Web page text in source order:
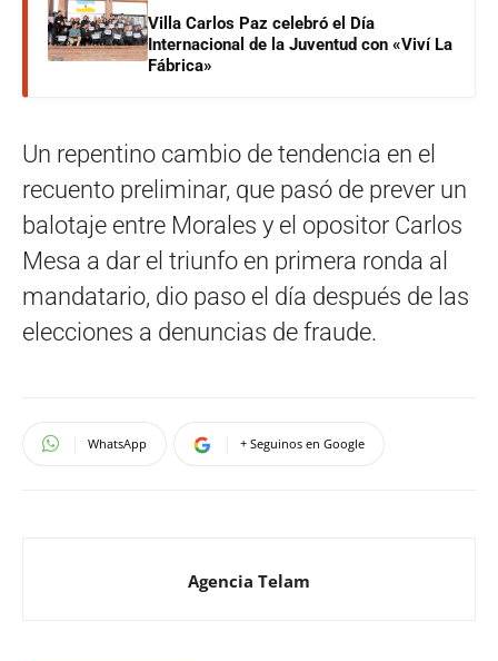
Villa Carlos Paz celebró el Día
Internacional de la Juventud con «Viví La
Fábrica»
Un repentino cambio de tendencia en el
recuento preliminar, que pasó de prever un
balotaje entre Morales y el opositor Carlos
Mesa a dar el triunfo en primera ronda al
mandatario, dio paso el día después de las
elecciones a denuncias de fraude.
WhatsApp + Seguinos en Google
Agencia Telam